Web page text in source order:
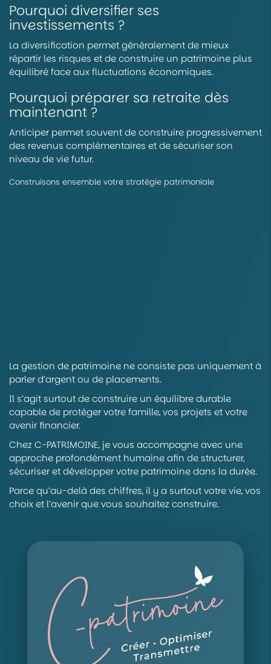
Pourquoi diversifier ses
investissements ?
La diversification permet généralement de mieux
répartir les risques et de construire un patrimoine plus
équilibré face aux fluctuations économiques.
Pourquoi préparer sa retraite dès
maintenant ?
Anticiper permet souvent de construire progressivement
des revenus complémentaires et de sécuriser son
niveau de vie futur.
Construisons ensemble votre stratégie patrimoniale
La gestion de patrimoine ne consiste pas uniquement à
parler d’argent ou de placements.
Il s’agit surtout de construire un équilibre durable
capable de protéger votre famille, vos projets et votre
avenir financier.
Chez C-PATRIMOINE, je vous accompagne avec une
approche profondément humaine afin de structurer,
sécuriser et développer votre patrimoine dans la durée.
Parce qu’au-delà des chiffres, il y a surtout votre vie, vos
choix et l’avenir que vous souhaitez construire.